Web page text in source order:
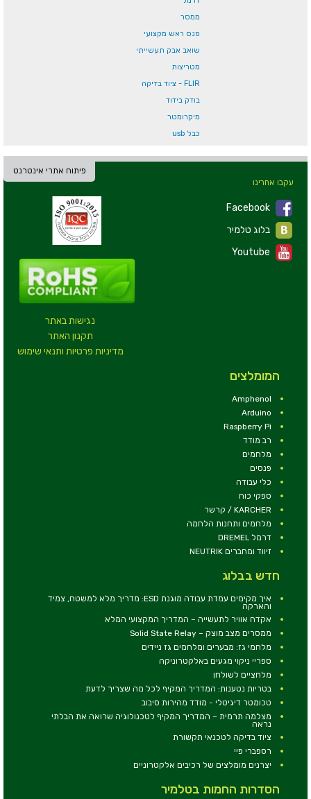
ממסר
פנס ראש מקצועי
שואב אבק תעשייתי
מטריצות
FLIR - ציוד בדיקה
בודק בידוד
מיקרומטר
כבל usb
פיתוח אתרי אינטרנט
נגישות באתר
תקנון האתר
מדיניות פרטיות ותנאי שימוש
עקבו אחרינו
Facebook
Youtube
המומלצים
Amphenol
Arduino
Raspberry Pi
רב מודד
מלחמים
פנסים
כלי עבודה
ספקי כוח
KARCHER / קרשר
מלחמים ותחנות הלחמה
דרמל DREMEL
זיווד ומחברים NEUTRIK
חדש בבלוג
איך מקימים עמדת עבודה מוגנת ESD: מדריך מלא למשטח, צמיד
והארקה
אקדח אוויר לתעשייה – המדריך המקצועי המלא
ממסרים מצב מוצק – Solid State Relay
מלחמי גז: מבערים ומלחמים גז ניידים
ספריי ניקוי מגעים באלקטרוניקה
מלחציים לשולחן
בטריות נטענות: המדריך המקיף לכל מה שצריך לדעת
טכומטר דיגיטלי - מודד מהירות סיבוב
מצלמה תרמית – המדריך המקיף לטכנולוגיה שרואה את הבלתי
נראה
ציוד בדיקה לטכנאי תקשורת
רספברי פיי
יצרנים מומלצים של רכיבים אלקטרוניים
הסדרות החמות בטלמיר